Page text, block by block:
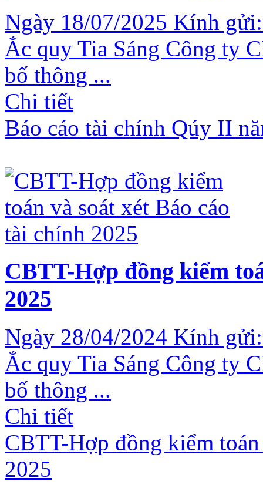
Ngày 18/07/2025 Kính
Ắc quy Tia Sáng Công ty
bố thông ...
Chi tiết
Báo cáo tài chính Qúy II
CBTT-Hợp đồng kiểm
2025
Ngày 28/04/2024 Kính
Ắc quy Tia Sáng Công ty
bố thông ...
Chi tiết
CBTT-Hợp đồng kiểm
2025